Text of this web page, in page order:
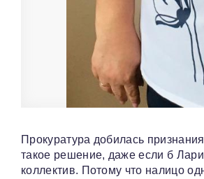
Прокуратура добилась
такое решение, даже если б
коллектив. Потому что налицо